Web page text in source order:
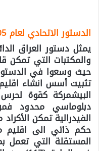
الدستور الاتحادي لعام 2005 والمواد الخلافية
والمكتبات التي تمكن
حيث وسعوا في
تثبيت أسس انشاء
البيشمركة كقوة
دبلوماسي محدود
الفيدرالية تمكن
حكم ذاتي الى اقليم
المستقلة التي تعمل